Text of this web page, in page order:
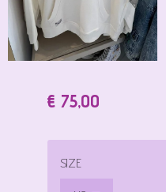
€ 75,00
SIZE